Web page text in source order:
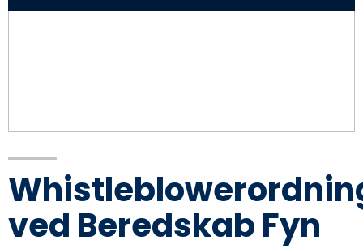
ved Beredskab Fyn